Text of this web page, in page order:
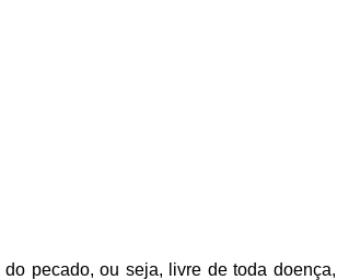
pecado, ou seja, livre de toda doença,